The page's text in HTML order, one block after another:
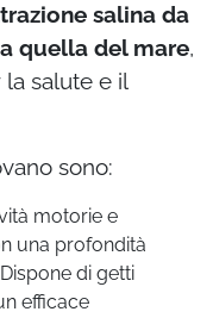
salina da
quella del mare,
salute e il
sono:
motorie e
una profondità
di getti
efficace